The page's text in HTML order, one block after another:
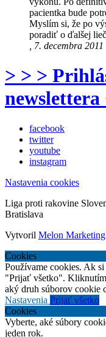
pacientka bude
Myslím si, že po
poradiť o ďalšej
, 7. decembra 2011
> > >
newslettera
facebook
twitter
youtube
instagram
Nastavenia cookies
Liga proti rakovine
Bratislava
Vytvoril Melon Marketing
Cookies
Používame cookies. Ak
"Prijať všetko".
aký druh súborov cookie
Nastavenia Prijať všetko
Cookies
Vyberte, aké súbory
jeden rok.